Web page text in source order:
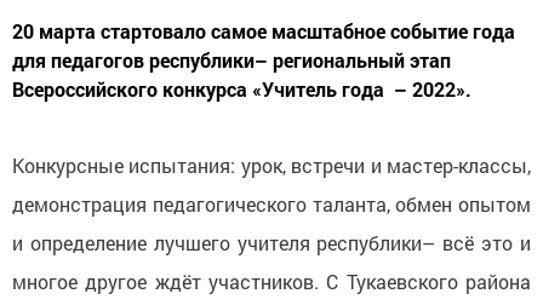
20 марта стартовало самое масштабное событие года
для педагогов республики– региональный этап
Всероссийского конкурса «Учитель года – 2022».
Конкурсные испытания: урок, встречи и мастер-классы,
демонстрация педагогического таланта, обмен опытом
и определение лучшего учителя республики– всё это и
многое другое ждёт участников. С Тукаевского района